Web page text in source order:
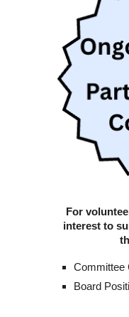
For
interest to
Committee
Board